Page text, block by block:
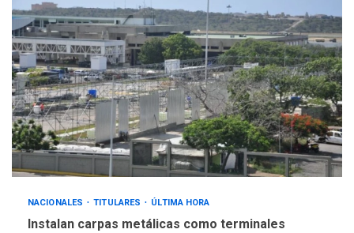
4
TITULARES
ÚLTIMA HORA
Gobierno y AN2015 en
nueva mesa de diálogo
INTERNACIONALES ÚLTIMA HORA
Hiroshima 81 años de la
debacle atómica. Japón
debate principios no
nucleares
NACIONALES TITULARES ÚLTIMA HORA
Instalan carpas metálicas como terminales